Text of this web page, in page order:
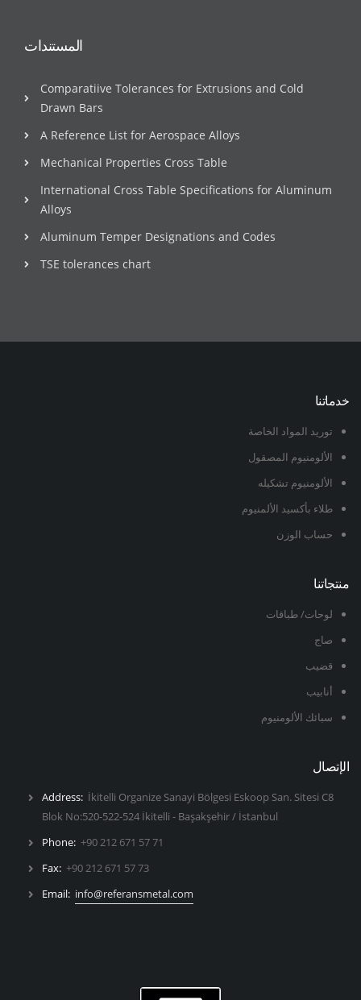
المستندات
Comparatiive Tolerances for Extrusions and Cold
Drawn Bars
A Reference List for Aerospace Alloys
Mechanical Properties Cross Table
International Cross Table Specifications for Aluminum
Alloys
Aluminum Temper Designations and Codes
TSE tolerances chart
خدماتنا
توريد المواد الخاصة
الألومنيوم المصقول
الألومنيوم تشكيله
طلاء بأكسيد الألمنيوم
حساب الوزن
منتجاتنا
لوحات/ طباقات
صاج
قضيب
أنابيب
سبائك الألومنيوم
الإتصال
Address: İkitelli Organize Sanayi Bölgesi Eskoop San. Sitesi C8
Blok No:520-522-524 İkitelli - Başakşehir / İstanbul
Phone: +90 212 671 57 71
Fax: +90 212 671 57 73
Email: info@referansmetal.com